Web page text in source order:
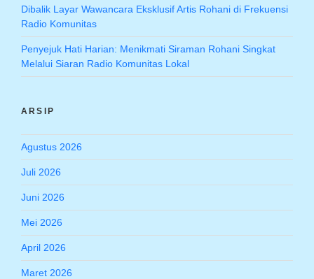
Dibalik Layar Wawancara Eksklusif Artis Rohani di Frekuensi
Radio Komunitas
Penyejuk Hati Harian: Menikmati Siraman Rohani Singkat
Melalui Siaran Radio Komunitas Lokal
ARSIP
Agustus 2026
Juli 2026
Juni 2026
Mei 2026
April 2026
Maret 2026